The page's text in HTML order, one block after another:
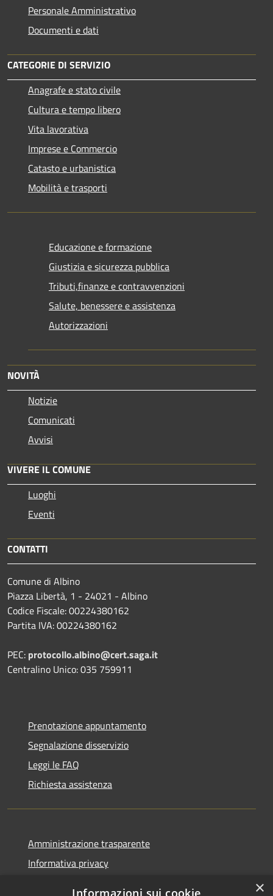
Personale Amministrativo
Documenti e dati
CATEGORIE DI SERVIZIO
Anagrafe e stato civile
Cultura e tempo libero
Vita lavorativa
Imprese e Commercio
Catasto e urbanistica
Mobilità e trasporti
Educazione e formazione
Giustizia e sicurezza pubblica
Tributi,finanze e contravvenzioni
Salute, benessere e assistenza
Autorizzazioni
NOVITÀ
Notizie
Comunicati
Avvisi
VIVERE IL COMUNE
Luoghi
Eventi
CONTATTI
Comune di Albino
Piazza Libertà, 1 - 24021 - Albino
Codice Fiscale: 00224380162
Partita IVA: 00224380162
PEC: protocollo.albino@cert.saga.it
Centralino Unico: 035 759911
Prenotazione appuntamento
Segnalazione disservizio
Leggi le FAQ
Richiesta assistenza
Amministrazione trasparente
Informativa privacy
×
Informazioni sui cookie